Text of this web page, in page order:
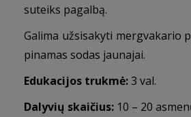
suteiks pagalbą.
Galima užsisakyti mergvakario
pinamas sodas jaunajai.
Edukacijos trukmė:3 val.
Dalyvių skaičius: 10 – 20